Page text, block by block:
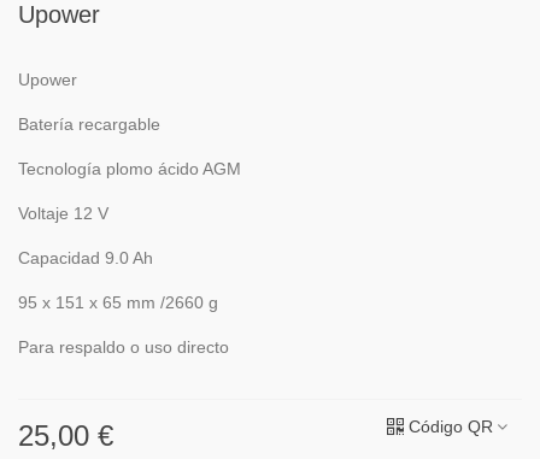
Upower
Upower
Batería recargable
Tecnología plomo ácido AGM
Voltaje 12 V
Capacidad 9.0 Ah
95 x 151 x 65 mm /2660 g
Para respaldo o uso directo
25,00 € Código QR